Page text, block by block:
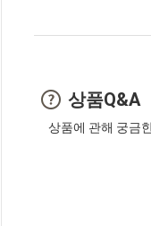
상품Q&A
상품에 관해 궁금